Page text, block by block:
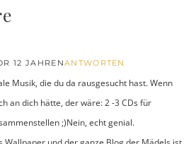
12 JAHRENANTWORTEN
Musik, die du da rausgesucht hast. Wenn
an dich hätte, der wäre: 2 -3 CDs für
;)Nein, echt genial.